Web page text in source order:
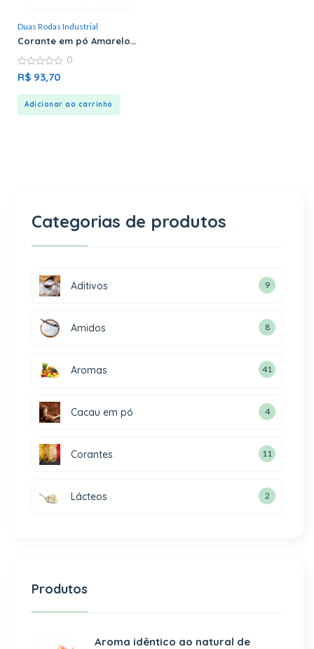
Duas Rodas Industrial
Corante em pó Amarelo
0
out
0
R$ 93,70
Adicionar ao carrinho
Categorias de produtos
Aditivos 9
Amidos 8
Aromas 41
Cacau em pó 4
Corantes 11
Lácteos 2
Produtos
Aroma idêntico ao natural de